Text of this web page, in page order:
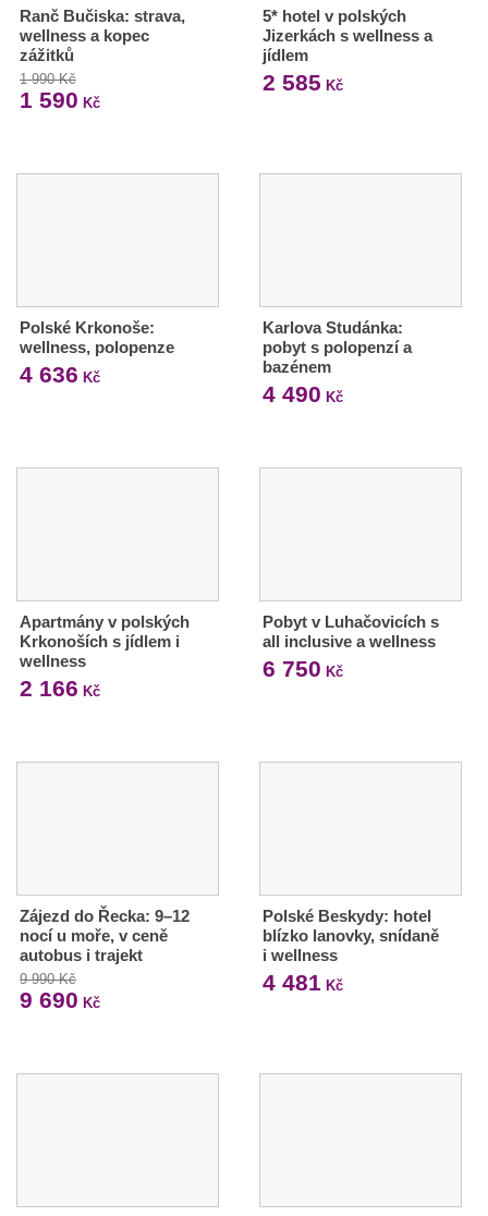
Ranč Bučiska: strava,
wellness a kopec
zážitků
1 990 Kč
1 590 Kč
5* hotel v polských
Jizerkách s wellness a
jídlem
2 585 Kč
Polské Krkonoše:
wellness, polopenze
4 636 Kč
Karlova Studánka:
pobyt s polopenzí a
bazénem
4 490 Kč
Apartmány v polských
Krkonoších s jídlem i
wellness
2 166 Kč
Pobyt v Luhačovicích s
all inclusive a wellness
6 750 Kč
Zájezd do Řecka: 9–12
nocí u moře, v ceně
autobus i trajekt
9 990 Kč
9 690 Kč
Polské Beskydy: hotel
blízko lanovky, snídaně
i wellness
4 481 Kč